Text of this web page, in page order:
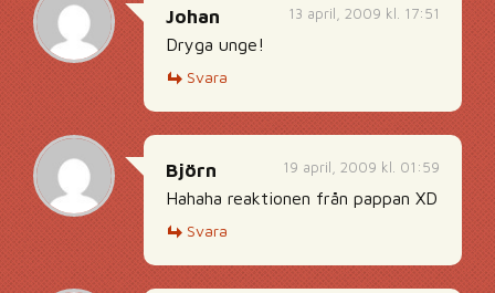
13 april, 2009 kl. 17:51
Johan
Dryga unge!
Svara
19 april, 2009 kl. 01:59
Björn
Hahaha reaktionen från pappan XD
Svara